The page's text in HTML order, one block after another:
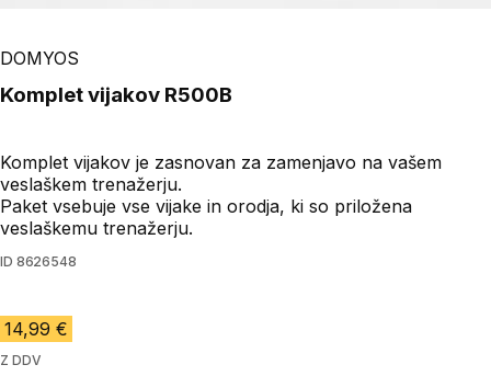
DOMYOS
Komplet vijakov R500B
Komplet vijakov je zasnovan za zamenjavo na vašem
veslaškem trenažerju.
Paket vsebuje vse vijake in orodja, ki so priložena
veslaškemu trenažerju.
ID 8626548
14,99 €
Z DDV